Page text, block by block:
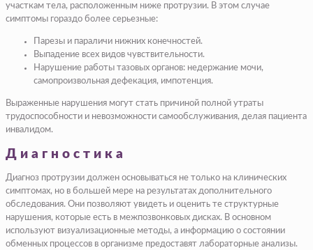
участкам тела, расположенным ниже протрузии. В этом случае
симптомы гораздо более серьезные:
Парезы и параличи нижних конечностей.
Выпадение всех видов чувствительности.
Нарушение работы тазовых органов: недержание мочи,
самопроизвольная дефекация, импотенция.
Выраженные нарушения могут стать причиной полной утраты
трудоспособности и невозможности самообслуживания, делая пациента
инвалидом.
Диагностика
Диагноз протрузии должен основываться не только на клинических
симптомах, но в большей мере на результатах дополнительного
обследования. Они позволяют увидеть и оценить те структурные
нарушения, которые есть в межпозвонковых дисках. В основном
используют визуализационные методы, а информацию о состоянии
обменных процессов в организме предоставят лабораторные анализы.